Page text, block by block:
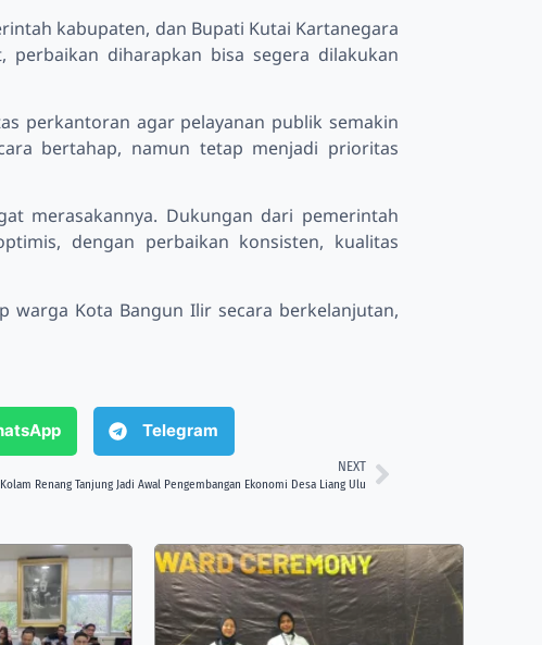
kabupaten, dan Bupati Kutai Kartanegara
diharapkan bisa segera dilakukan
perkantoran agar pelayanan publik semakin
bertahap, namun tetap menjadi prioritas
merasakannya. Dukungan dari pemerintah
dengan perbaikan konsisten, kualitas
warga Kota Bangun Ilir secara berkelanjutan,
Telegram
NEXT
Kolam Renang Tanjung Jadi Awal Pengembangan Ekonomi Desa Liang Ulu